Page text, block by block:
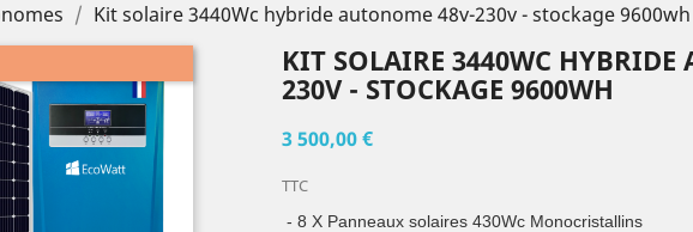
Kit solaire 3440Wc hybride autonome 48v-230v - stockage 9600wh
KIT SOLAIRE 3440WC HYBRIDE
230V - STOCKAGE 9600WH
3 500,00 €
TTC
- 8 X Panneaux solaires 430Wc Monocristallins